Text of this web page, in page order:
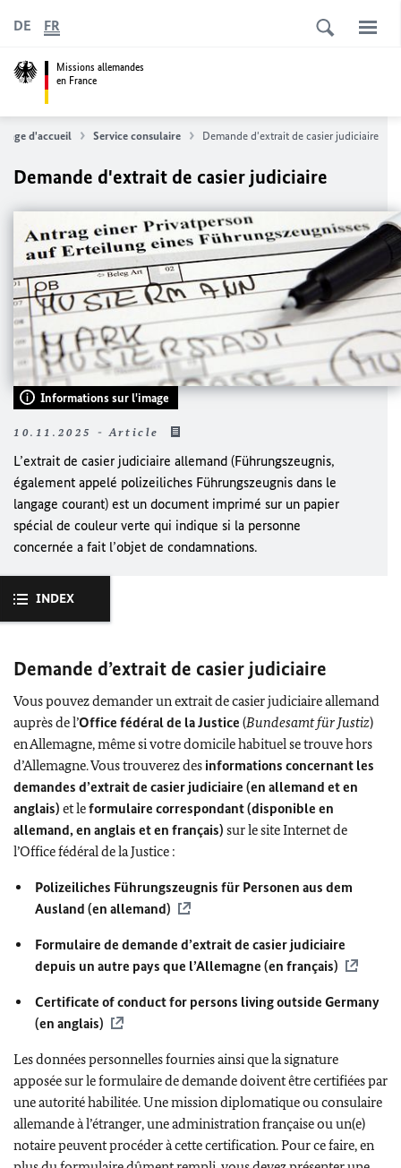
Missions allemandes
en France
DE FR
Page d'accueil Service consulaire Demande d'extrait de casier judiciaire
Demande d'extrait de casier judiciaire
Informations sur l'image
10.11.2025 - Article
L’extrait de casier judiciaire allemand (Führungszeugnis,
également appelé polizeiliches Führungszeugnis dans le
langage courant) est un document imprimé sur un papier
spécial de couleur verte qui indique si la personne
concernée a fait l’objet de condamnations.
INDEX
Demande d’extrait de casier judiciaire
Vous pouvez demander un extrait de casier judiciaire allemand
auprès de l’Office fédéral de la Justice (Bundesamt für Justiz)
en Allemagne, même si votre domicile habituel se trouve hors
d’Allemagne. Vous trouverez des informations concernant les
demandes d’extrait de casier judiciaire (en allemand et en
anglais) et leformulaire correspondant (disponible en
allemand, en anglais et en français) sur le site Internet de
l’Office fédéral de la Justice :
Polizeiliches Führungszeugnis für Personen aus dem
Ausland (en allemand)
Formulaire de demande d’extrait de casier judiciaire
depuis un autre pays que l’Allemagne (en français)
Certificate of conduct for persons living outside Germany
(en anglais)
Les données personnelles fournies ainsi que la signature
apposée sur le formulaire de demande doivent être certifiées par
une autorité habilitée. Une mission diplomatique ou consulaire
allemande à l’étranger, une administration française ou un(e)
notaire peuvent procéder à cette certification. Pour ce faire, en